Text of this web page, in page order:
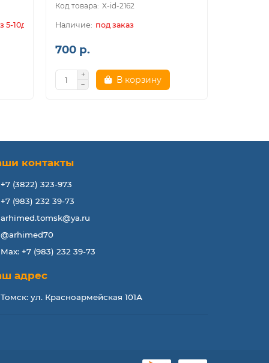
5-10дн.
X-id-2162
под заказ
700 р.
В корзину
контакты
+7 (3822) 323-973
+7 (983) 232 39-73
arhimed.tomsk@ya.ru
@arhimed70
Max: +7 (983) 232 39-73
адрес
Томск: ул. Красноармейская 101А